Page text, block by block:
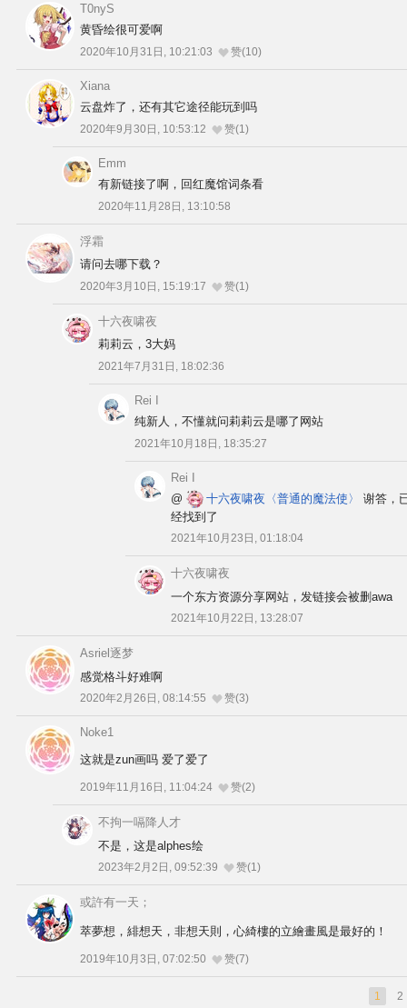
T0nyS
黄昏绘很可爱啊
2020年10月31日, 10:21:03 赞(10)
Xiana
云盘炸了，还有其它途径能玩到吗
2020年9月30日, 10:53:12 赞(1)
Emm
有新链接了啊，回红魔馆词条看
2020年11月28日, 13:10:58
浮霜
请问去哪下载？
2020年3月10日, 15:19:17 赞(1)
十六夜啸夜
莉莉云，3大妈
2021年7月31日, 18:02:36
Rei I
纯新人，不懂就问莉莉云是哪了网站
2021年10月18日, 18:35:27
Rei I
@
十六夜啸夜 〈普通的魔法使〉
谢答，
经找到了
2021年10月23日, 01:18:04
十六夜啸夜
一个东方资源分享网站，发链接会被删awa
2021年10月22日, 13:28:07
Asriel逐梦
感觉格斗好难啊
2020年2月26日, 08:14:55 赞(3)
Noke1
这就是zun画吗 爱了爱了
2019年11月16日, 11:04:24 赞(2)
不拘一嗝降人才
不是，这是alphes绘
2023年2月2日, 09:52:39 赞(1)
或許有一天；
萃夢想，緋想天，非想天則，心綺樓的立繪畫風是最好的！
2019年10月3日, 07:02:50 赞(7)
1 2